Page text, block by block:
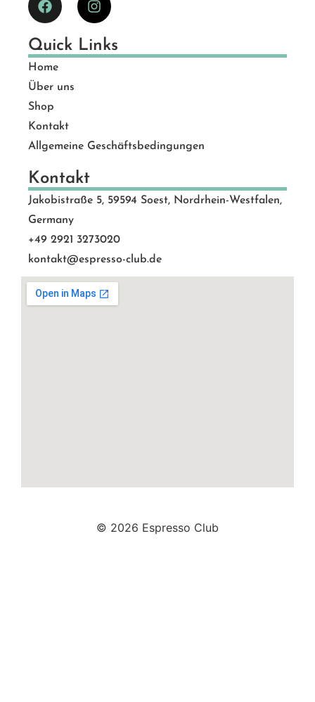
Quick Links
Home
Über uns
Shop
Kontakt
Allgemeine Geschäftsbedingungen
Kontakt
Jakobistraße 5, 59594 Soest, Nordrhein-Westfalen,
Germany
+49 2921 3273020
kontakt@espresso-club.de
© 2026 Espresso Club